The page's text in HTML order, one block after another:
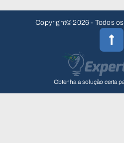
Copyright© 2026 - Todos
Obtenha a solução certa